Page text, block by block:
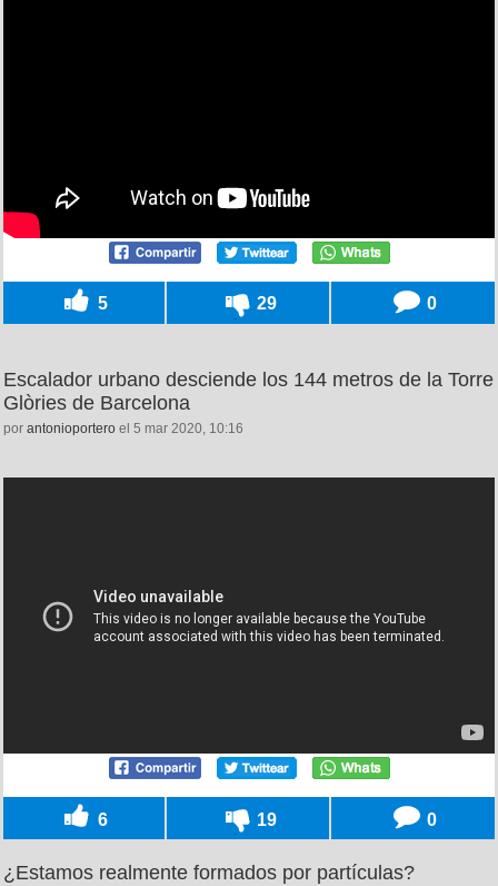
5 29 0
Escalador urbano desciende los 144 metros de la Torre
Glòries de Barcelona
por antonioportero el 5 mar 2020, 10:16
6 19 0
¿Estamos realmente formados por partículas?